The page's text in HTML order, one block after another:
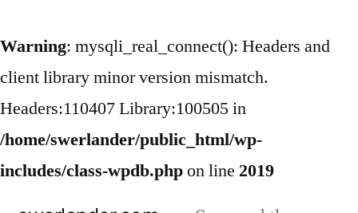
Warning: mysqli_real_connect(): Headers and
client library minor version mismatch.
Headers:110407 Library:100505 in
/home/swerlander/public_html/wp-
includes/class-wpdb.phpon line 2019